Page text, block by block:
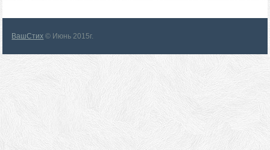
ВашСтих © Июнь 2015г.